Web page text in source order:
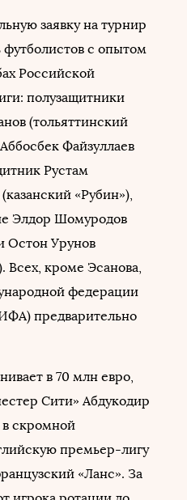
заявку на турнир
с опытом
Российской
полузащитники
(тольяттинский
Файзуллаев
Рустам
«Рубин»),
Элдор Шомуродов
Остон Урунов
Всех, кроме Эсанова,
федерации
предварительно
в 70 млн евро,
Сити» Абдукодир
в скромной
премьер-лигу
«Ланс». За